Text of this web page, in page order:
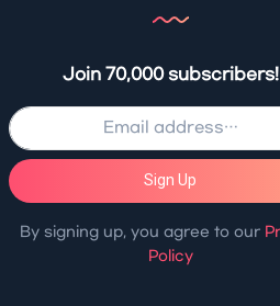
Join 70,000 subscribers!
Sign Up
By signing up, you agree to our
Policy